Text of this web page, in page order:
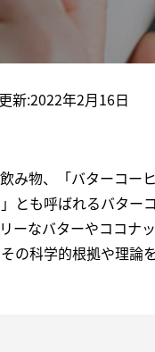
新:2022年2月16日
み物、「バターコー
とも呼ばれるバター
ーなバターやココナ
の科学的根拠や理論を